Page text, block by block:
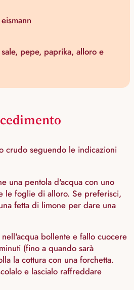
pepe, paprika, alloro e
crudo seguendo le indicazioni
una pentola d'acqua con uno
le foglie di alloro. Se preferisci,
fetta di limone per dare una
bollente e fallo cuocere
(fino a quando sarà
la cottura con una forchetta.
e lascialo raffreddare